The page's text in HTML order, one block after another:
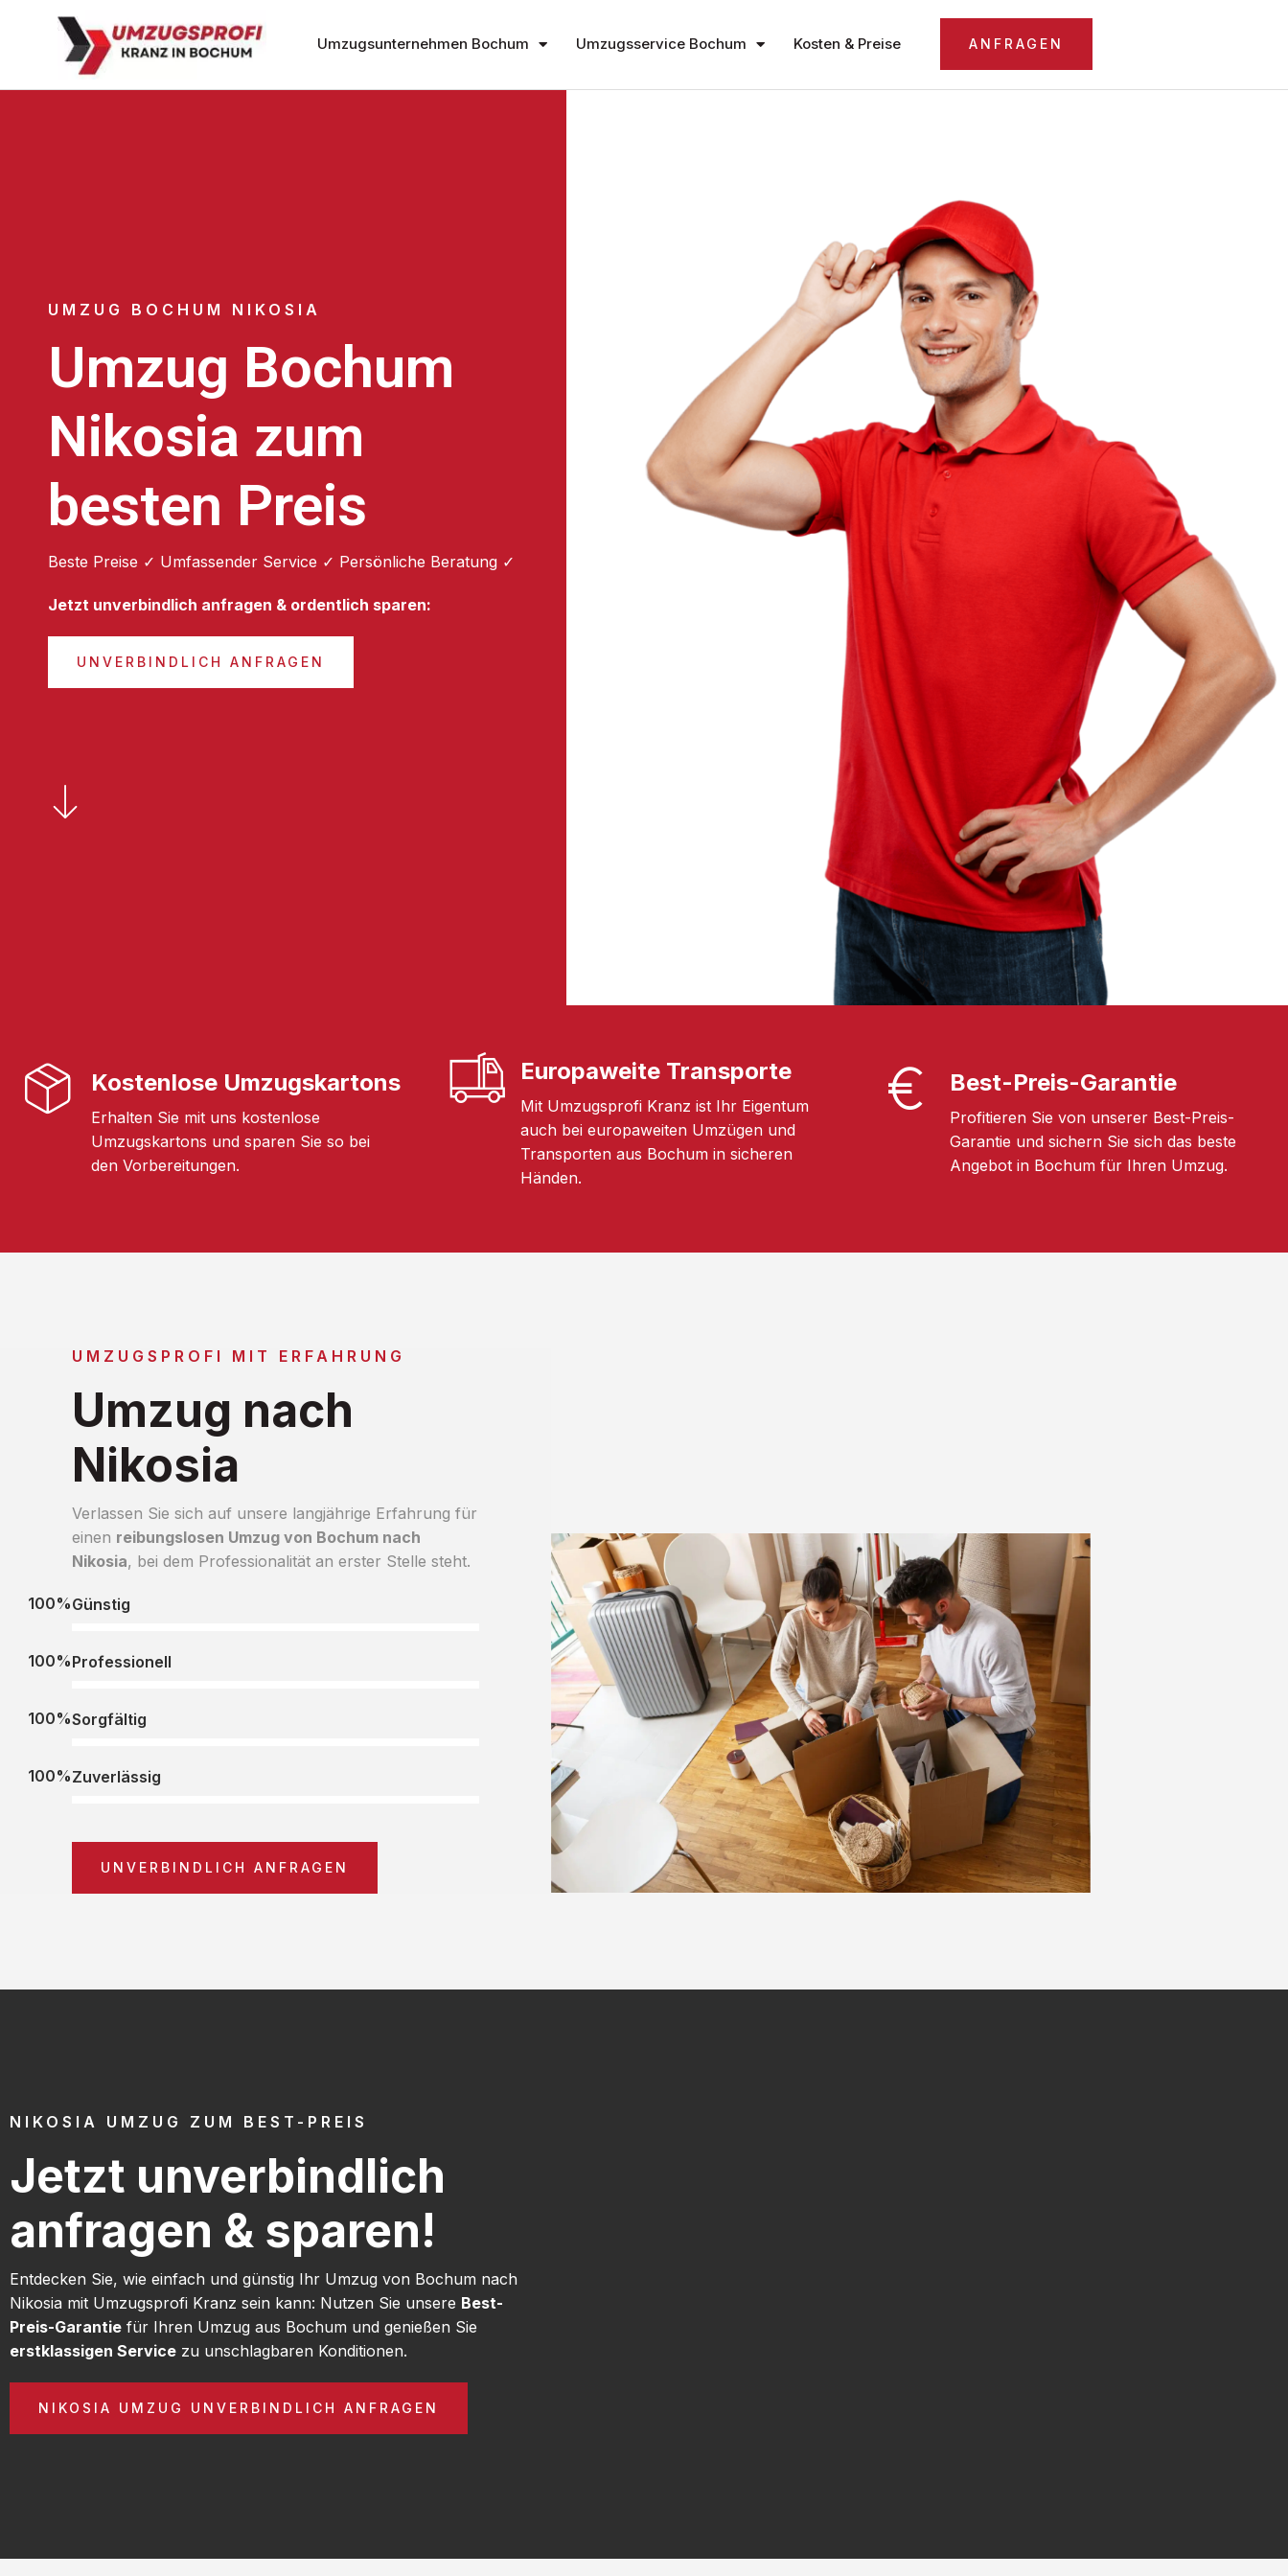
Umzugsunternehmen Bochum Umzugsservice Bochum Kosten & Preise ANFRAGEN
UMZUG BOCHUM NIKOSIA
Umzug Bochum
Nikosia zum
besten Preis
Beste Preise ✓ Umfassender Service ✓ Persönliche Beratung ✓
Jetzt unverbindlich anfragen & ordentlich sparen:
UNVERBINDLICH ANFRAGEN
Kostenlose Umzugskartons
Erhalten Sie mit uns kostenlose
Umzugskartons und sparen Sie so bei
den Vorbereitungen.
Europaweite Transporte
Mit Umzugsprofi Kranz ist Ihr Eigentum
auch bei europaweiten Umzügen und
Transporten aus Bochum in sicheren
Händen.
Best-Preis-Garantie
Profitieren Sie von unserer Best-Preis-
Garantie und sichern Sie sich das beste
Angebot in Bochum für Ihren Umzug.
UMZUGSPROFI MIT ERFAHRUNG
Umzug nach
Nikosia
Verlassen Sie sich auf unsere langjährige Erfahrung für
einen reibungslosen Umzug von Bochum nach
Nikosia, bei dem Professionalität an erster Stelle steht.
Günstig
100%
Professionell
100%
Sorgfältig
100%
Zuverlässig
100%
UNVERBINDLICH ANFRAGEN
NIKOSIA UMZUG ZUM BEST-PREIS
Jetzt unverbindlich
anfragen & sparen!
Entdecken Sie, wie einfach und günstig Ihr Umzug von Bochum nach
Nikosia mit Umzugsprofi Kranz sein kann: Nutzen Sie unsere Best-
Preis-Garantie für Ihren Umzug aus Bochum und genießen Sie
erstklassigen Service zu unschlagbaren Konditionen.
NIKOSIA UMZUG UNVERBINDLICH ANFRAGEN